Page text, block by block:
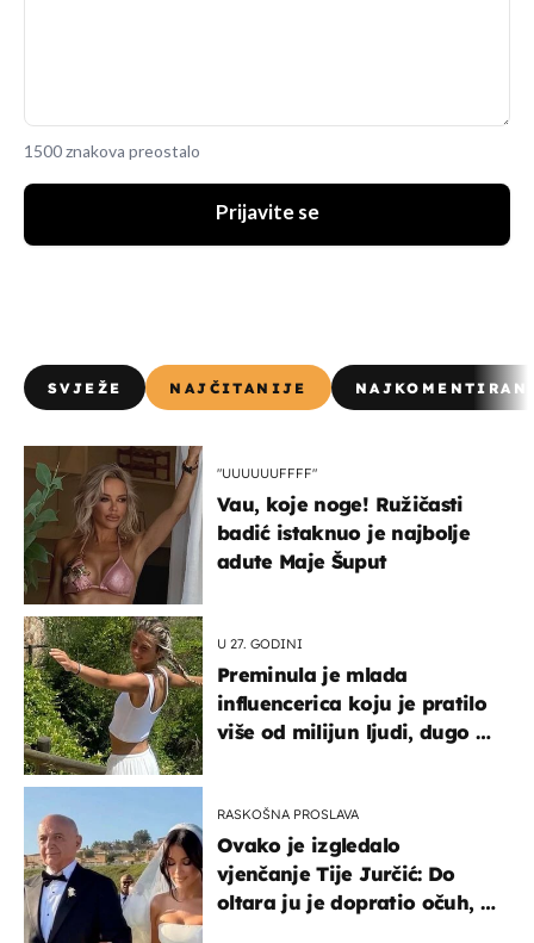
1500 znakova preostalo
Prijavite se
SVJEŽE NAJČITANIJE
"UUUUUUFFFF"
Vau, koje noge! Ružičasti
badić istaknuo je najbolje
adute Maje Šuput
U 27. GODINI
Preminula je mlada
influencerica koju je pratilo
više od milijun ljudi, dugo se
RASKOŠNA PROSLAVA
Ovako je izgledalo
vjenčanje Tije Jurčić: Do
oltara ju je dopratio očuh, a